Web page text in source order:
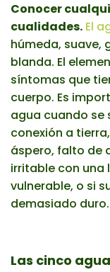
Conocer
cualidades. El
húmeda, suave,
blanda. El
síntomas que
cuerpo. Es
agua cuando se
conexión a
áspero, falto de
irritable con una
vulnerable, o si
demasiado duro.
Las cinco